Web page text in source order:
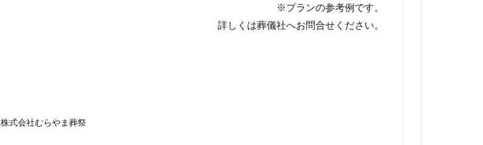
※プランの参考例です。
詳しくは葬儀社へお問合せください。
株式会社むらやま葬祭